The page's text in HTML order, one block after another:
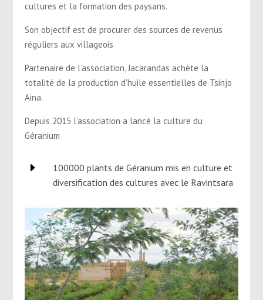
cultures et la formation des paysans.
Son objectif est de procurer des sources de revenus
réguliers aux villageois
Partenaire de l’association, Jacarandas achète la
totalité de la production d’huile essentielles de Tsinjo
Aina.
Depuis 2015 l’association a lancé la culture du
Géranium
E
100000 plants de Géranium mis en culture et
diversification des cultures avec le Ravintsara